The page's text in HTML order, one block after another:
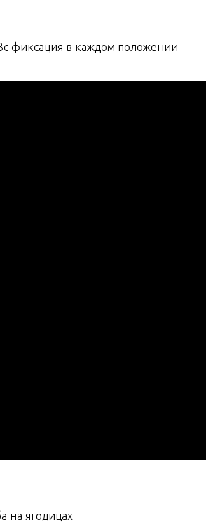
фиксация в каждом положении
на ягодицах